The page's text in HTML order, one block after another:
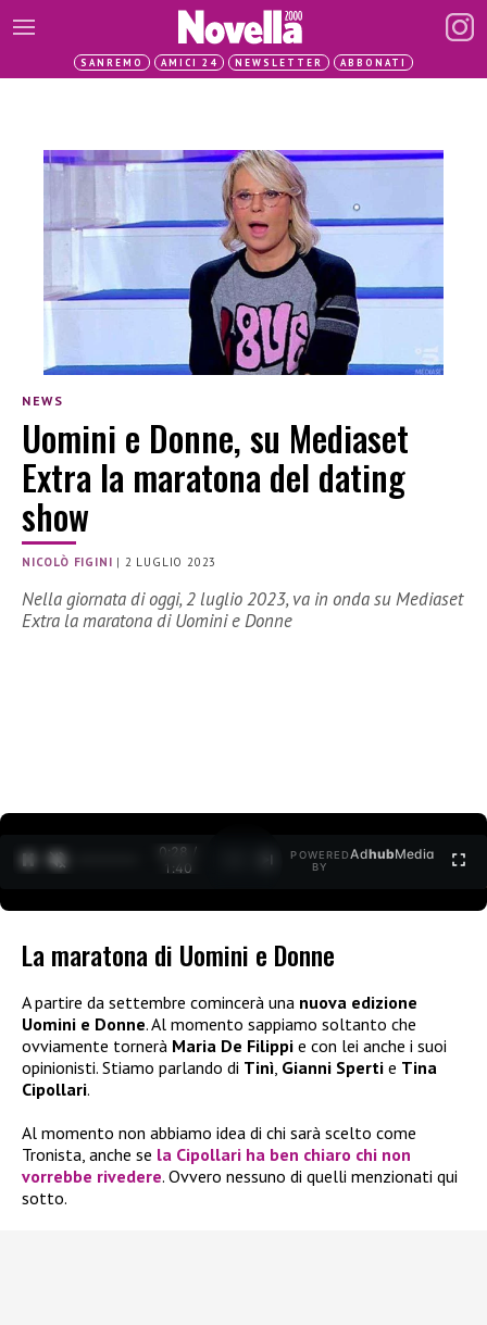
SANREMO AMICI 24 NEWSLETTER ABBONATI
NEWS
Uomini e Donne, su Mediaset
Extra la maratona del dating
show
NICOLÒ FIGINI | 2 LUGLIO 2023
Nella giornata di oggi, 2 luglio 2023, va in onda su Mediaset
Extra la maratona di Uomini e Donne
0:30 /
1:40
POWERED
BY
AdhubMedia
La maratona di Uomini e Donne
A partire da settembre comincerà una nuova edizione
Uomini e Donne. Al momento sappiamo soltanto che
ovviamente tornerà Maria De Filippi e con lei anche i suoi
opinionisti. Stiamo parlando di Tinì, Gianni Sperti e Tina
Cipollari.
Al momento non abbiamo idea di chi sarà scelto come
Tronista, anche se la Cipollari ha ben chiaro chi non
vorrebbe rivedere. Ovvero nessuno di quelli menzionati qui
sotto.